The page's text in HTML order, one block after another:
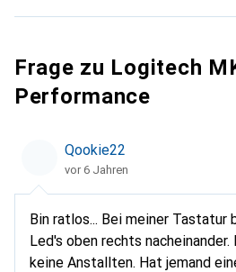
Frage zu Logitech
Performance
Qookie22
vor 6 Jahren
Bin ratlos... Bei meiner Tastatur
Led's oben rechts
keine Anstallten. Hat jemand